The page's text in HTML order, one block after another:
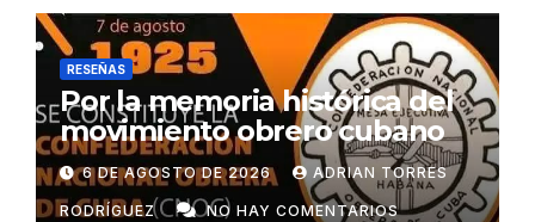
RESEÑAS
Por la memoria histórica del
movimiento obrero cubano
6 DE AGOSTO DE 2026 ADRIAN TORRES
RODRÍGUEZ NO HAY COMENTARIOS